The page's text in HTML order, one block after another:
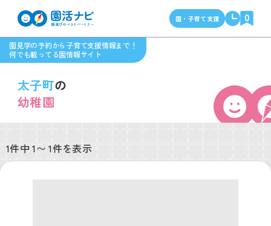
園見学の予約から子育て支援情報まで！
何でも載ってる園情報サイト
園・子育て支援 0
太子町の
幼稚園
1件中 1〜 1件を表示